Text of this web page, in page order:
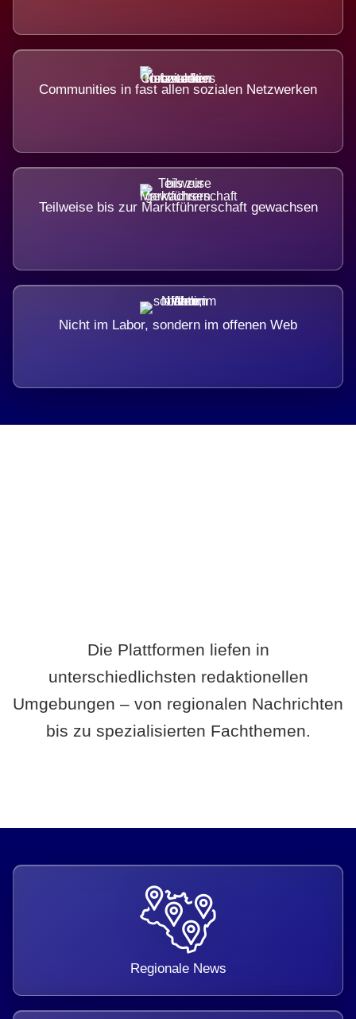
Communities in fast allen sozialen Netzwerken
Teilweise bis zur Marktführerschaft gewachsen
Nicht im Labor, sondern im offenen Web
Die Plattformen liefen in
unterschiedlichsten redaktionellen
Umgebungen – von regionalen Nachrichten
bis zu spezialisierten Fachthemen.
Regionale News